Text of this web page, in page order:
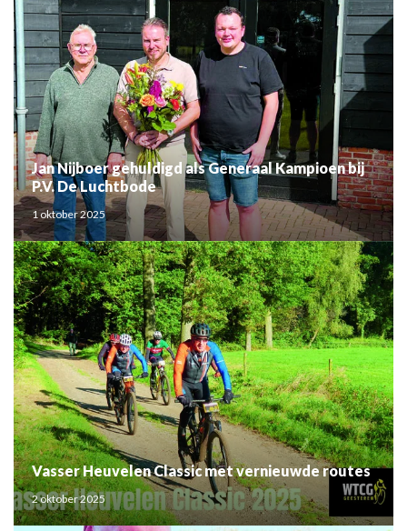
Jan Nijboer gehuldigd als Generaal Kampioen bij
P.V. De Luchtbode
1 oktober 2025
Vasser Heuvelen Classic met vernieuwde routes
2 oktober 2025